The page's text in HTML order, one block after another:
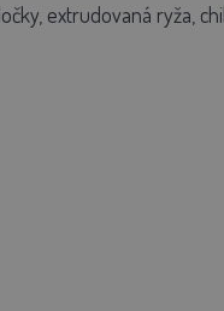
extrudovaná ryža,